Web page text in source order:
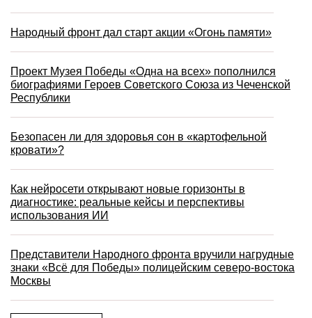
Народный фронт дал старт акции «Огонь памяти»
Проект Музея Победы «Одна на всех» пополнился
биографиями Героев Советского Союза из Чеченской
Республики
Безопасен ли для здоровья сон в «картофельной
кровати»?
Как нейросети открывают новые горизонты в
диагностике: реальные кейсы и перспективы
использования ИИ
Представители Народного фронта вручили нагрудные
знаки «Всё для Победы» полицейским северо-востока
Москвы